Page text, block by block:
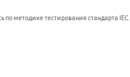
методике тестирования стандарта IEC.